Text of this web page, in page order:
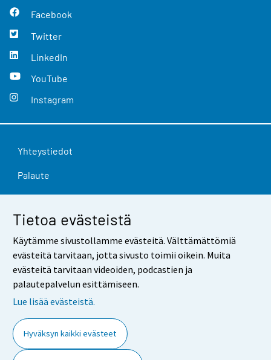
Tietoa evästeistä
Käytämme sivustollamme evästeitä. Välttämättömiä
evästeitä tarvitaan, jotta sivusto toimii oikein. Muita
evästeitä tarvitaan videoiden, podcastien ja
palautepalvelun esittämiseen.
Lue lisää evästeistä.
Hyväksyn kaikki evästeet
Facebook
Twitter
LinkedIn
YouTube
Instagram
Yhteystiedot
Palaute
Käyttöehdot
Tietosuoja
Saavutettavuus
Tietoa sivustosta
Evästeasetukset